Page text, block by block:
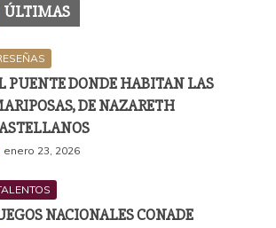
ÚLTIMAS
PUENTE DONDE HABITAN LAS
DE NAZARETH
enero 23, 2026
NACIONALES CONADE